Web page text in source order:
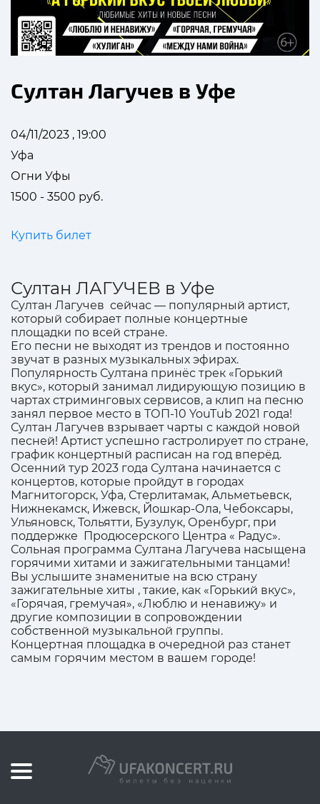
Султан Лагучев в Уфе
04/11/2023 , 19:00
Уфа
Огни Уфы
1500 - 3500 руб.
Купить билет
Султан ЛАГУЧЕВ в Уфе
Султан Лагучев сейчас — популярный артист,
который собирает полные концертные
площадки по всей стране.
Его песни не выходят из трендов и постоянно
звучат в разных музыкальных эфирах.
Популярность Султана принёс трек «Горький
вкус», который занимал лидирующую позицию в
чартах стриминговых сервисов, а клип на песню
занял первое место в ТОП-10 YouTub 2021 года!
Султан Лагучев взрывает чарты с каждой новой
песней! Артист успешно гастролирует по стране,
график концертный расписан на год вперёд.
Осенний тур 2023 года Султана начинается с
концертов, которые пройдут в городах
Магнитогорск, Уфа, Стерлитамак, Альметьевск,
Нижнекамск, Ижевск, Йошкар-Ола, Чебоксары,
Ульяновск, Тольятти, Бузулук, Оренбург, при
поддержке Продюсерского Центра « Радус».
Сольная программа Султана Лагучева насыщена
горячими хитами и зажигательными танцами!
Вы услышите знаменитые на всю страну
зажигательные хиты , такие, как «Горький вкус»,
«Горячая, гремучая», «Люблю и ненавижу» и
другие композиции в сопровождении
собственной музыкальной группы.
Концертная площадка в очередной раз станет
самым горячим местом в вашем городе!